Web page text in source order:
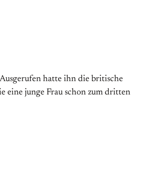
hatte ihn die britische
eine junge Frau schon zum dritten